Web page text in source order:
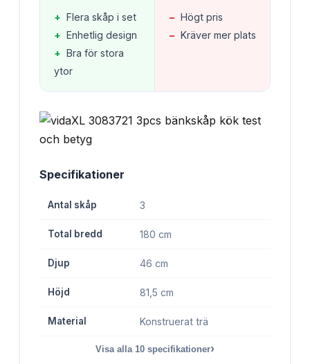
+ Flera skåp i set
+ Enhetlig design
+ Bra för stora
ytor
− Högt pris
− Kräver mer plats
Specifikationer
Antal skåp 3
Total bredd 180 cm
Djup 46 cm
Höjd 81,5 cm
Material Konstruerat trä
Visa alla 10 specifikationer›